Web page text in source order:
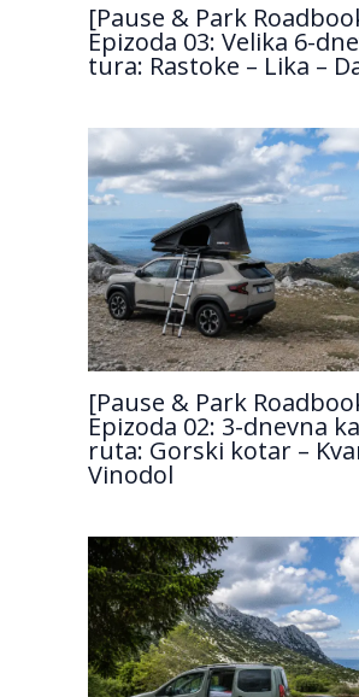
[Pause & Park
Epizoda 03: Velika 6-
tura: Rastoke – Lika –
[Pause & Park
Epizoda 02: 3-dnevna
ruta: Gorski kotar –
Vinodol